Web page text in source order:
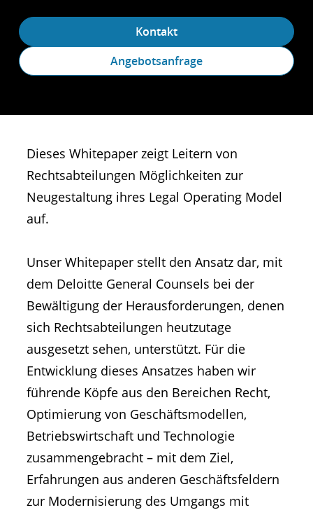
Kontakt
Angebotsanfrage
Dieses Whitepaper zeigt Leitern von
Rechtsabteilungen Möglichkeiten zur
Neugestaltung ihres Legal Operating Model
auf.
Unser Whitepaper stellt den Ansatz dar, mit
dem Deloitte General Counsels bei der
Bewältigung der Herausforderungen, denen
sich Rechtsabteilungen heutzutage
ausgesetzt sehen, unterstützt. Für die
Entwicklung dieses Ansatzes haben wir
führende Köpfe aus den Bereichen Recht,
Optimierung von Geschäftsmodellen,
Betriebswirtschaft und Technologie
zusammengebracht – mit dem Ziel,
Erfahrungen aus anderen Geschäftsfeldern
zur Modernisierung des Umgangs mit